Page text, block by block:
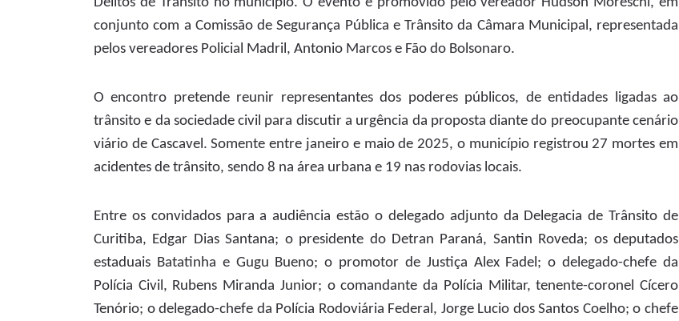
conjunto com a Comissão de Segurança Pública e Trânsito da Câmara Municipal, representada
pelos vereadores Policial Madril, Antonio Marcos e Fão do Bolsonaro.
O encontro pretende reunir representantes dos poderes públicos, de entidades ligadas ao
trânsito e da sociedade civil para discutir a urgência da proposta diante do preocupante cenário
viário de Cascavel. Somente entre janeiro e maio de 2025, o município registrou 27 mortes em
acidentes de trânsito, sendo 8 na área urbana e 19 nas rodovias locais.
Entre os convidados para a audiência estão o delegado adjunto da Delegacia de Trânsito de
Curitiba, Edgar Dias Santana; o presidente do Detran Paraná, Santin Roveda; os deputados
estaduais Batatinha e Gugu Bueno; o promotor de Justiça Alex Fadel; o delegado-chefe da
Polícia Civil, Rubens Miranda Junior; o comandante da Polícia Militar, tenente-coronel Cícero
Tenório; o delegado-chefe da Polícia Rodoviária Federal, Jorge Lucio dos Santos Coelho; o chefe